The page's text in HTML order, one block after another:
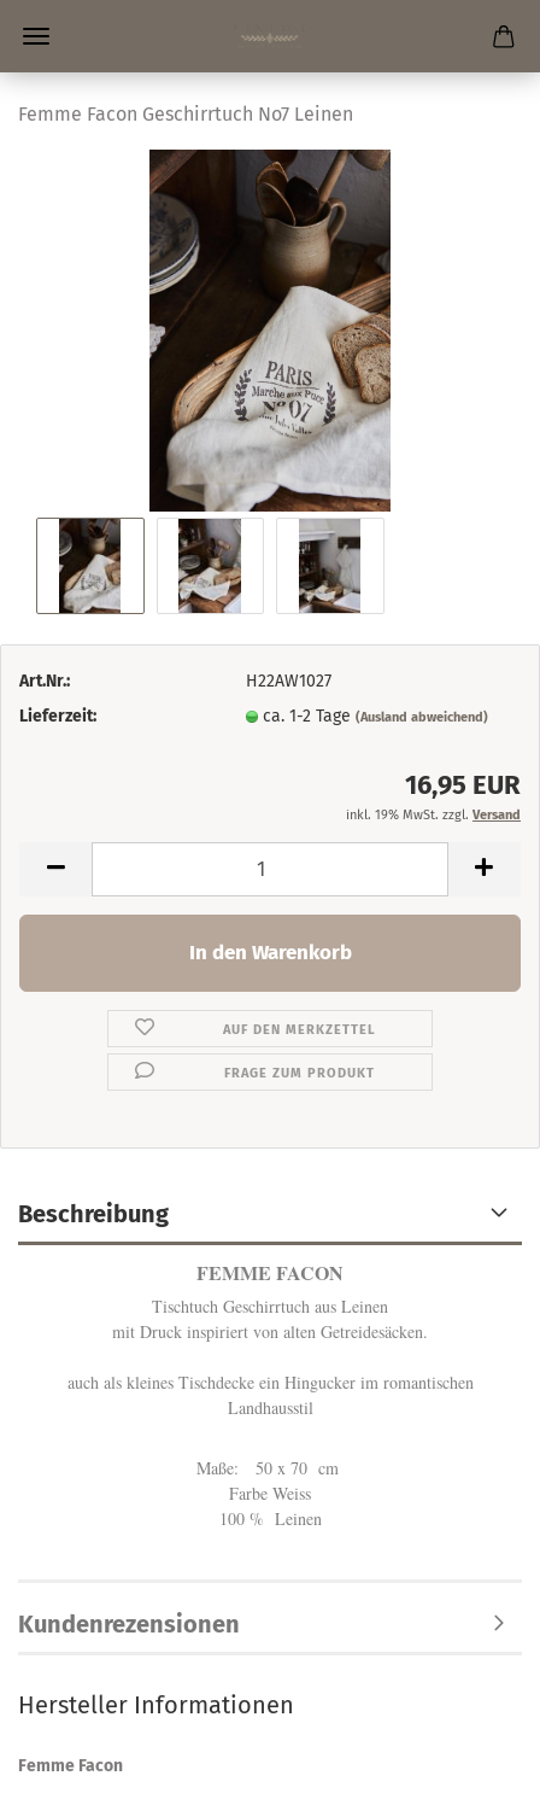
Femme Facon Geschirrtuch No7 Leinen
Art.Nr.:
H22AW1027
Lieferzeit:
ca. 1-2 Tage(Ausland abweichend)
16,95 EUR
inkl. 19% MwSt. zzgl. Versand
AUF DEN MERKZETTEL
FRAGE ZUM PRODUKT
Beschreibung
FEMME FACON
Tischtuch Geschirrtuch aus Leinen
mit Druck inspiriert von alten Getreidesäcken.
auch als kleines Tischdecke ein Hingucker im romantischen
Landhausstil
Maße: 50 x 70 cm
Farbe Weiss
100 % Leinen
Kundenrezensionen
Hersteller Informationen
Femme Facon